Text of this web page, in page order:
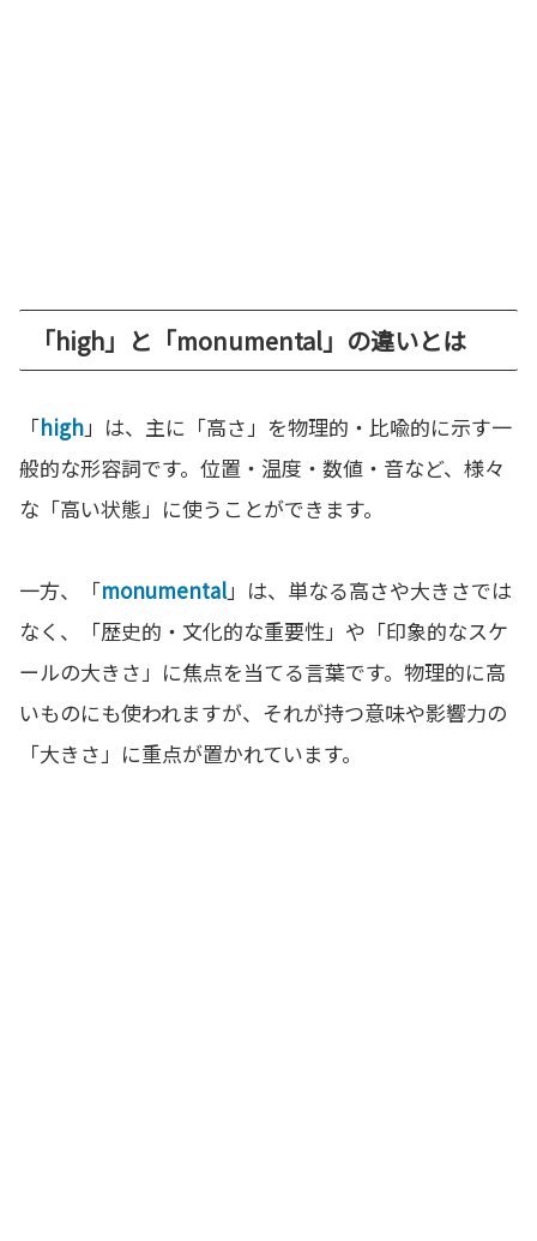
「high」と「monumental」の違いとは
「high」は、主に「高さ」を物理的・比喩的に示す一
般的な形容詞です。位置・温度・数値・音など、様々
な「高い状態」に使うことができます。
一方、「monumental」は、単なる高さや大きさでは
なく、「歴史的・文化的な重要性」や「印象的なスケ
ールの大きさ」に焦点を当てる言葉です。物理的に高
いものにも使われますが、それが持つ意味や影響力の
「大きさ」に重点が置かれています。